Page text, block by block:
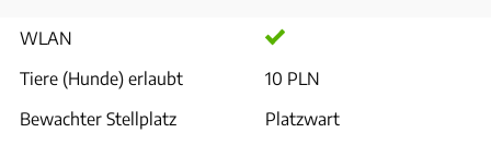
WLAN
Tiere (Hunde) erlaubt
10 PLN
Bewachter Stellplatz
Platzwart